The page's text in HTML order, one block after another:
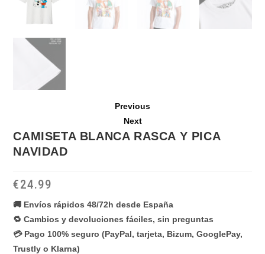
Previous
Next
CAMISETA BLANCA RASCA Y PICA
NAVIDAD
€24.99
🚚 Envíos rápidos 48/72h desde España
🔁 Cambios y devoluciones fáciles, sin preguntas
💳 Pago 100% seguro (PayPal, tarjeta, Bizum, GooglePay,
Trustly o Klarna)